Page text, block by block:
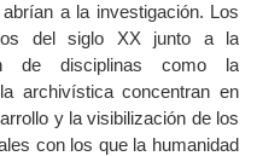
a la investigación. Los
del siglo XX junto a la
de disciplinas como la
archivísticaconcentran en
y la visibilización de los
con los que la humanidad